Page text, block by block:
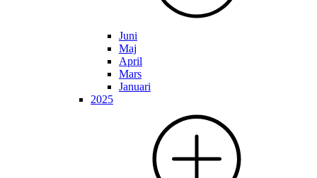
Juni
Maj
April
Mars
Januari
2025